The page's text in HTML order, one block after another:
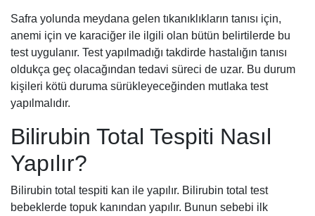
Safra yolunda meydana gelen tıkanıklıkların tanısı için,
anemi için ve karaciğer ile ilgili olan bütün belirtilerde bu
test uygulanır. Test yapılmadığı takdirde hastalığın tanısı
oldukça geç olacağından tedavi süreci de uzar. Bu durum
kişileri kötü duruma sürükleyeceğinden mutlaka test
yapılmalıdır.
Bilirubin Total Tespiti Nasıl
Yapılır?
Bilirubin total tespiti kan ile yapılır. Bilirubin total test
bebeklerde topuk kanından yapılır. Bunun sebebi ilk